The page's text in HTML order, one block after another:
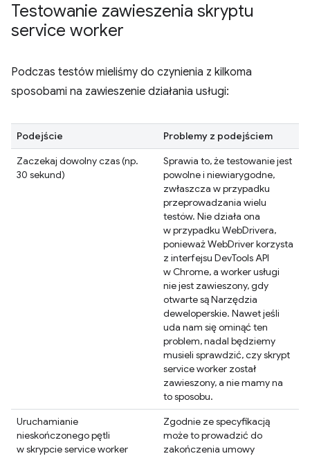
Testowanie zawieszenia skryptu
service worker
Podczas testów mieliśmy do czynienia z kilkoma
sposobami na zawieszenie działania usługi:
Podejście
Problemy z podejściem
Zaczekaj dowolny czas (np.
30 sekund)
Sprawia to, że testowanie jest
powolne i niewiarygodne,
zwłaszcza w przypadku
przeprowadzania wielu
testów. Nie działa ona
w przypadku WebDrivera,
ponieważ WebDriver korzysta
z interfejsu DevTools API
w Chrome, a worker usługi
nie jest zawieszony, gdy
otwarte są Narzędzia
deweloperskie. Nawet jeśli
uda nam się ominąć ten
problem, nadal będziemy
musieli sprawdzić, czy skrypt
service worker został
zawieszony, a nie mamy na
to sposobu.
Uruchamianie
nieskończonego pętli
w skrypcie service worker
Zgodnie ze specyfikacją
może to prowadzić do
zakończenia umowy